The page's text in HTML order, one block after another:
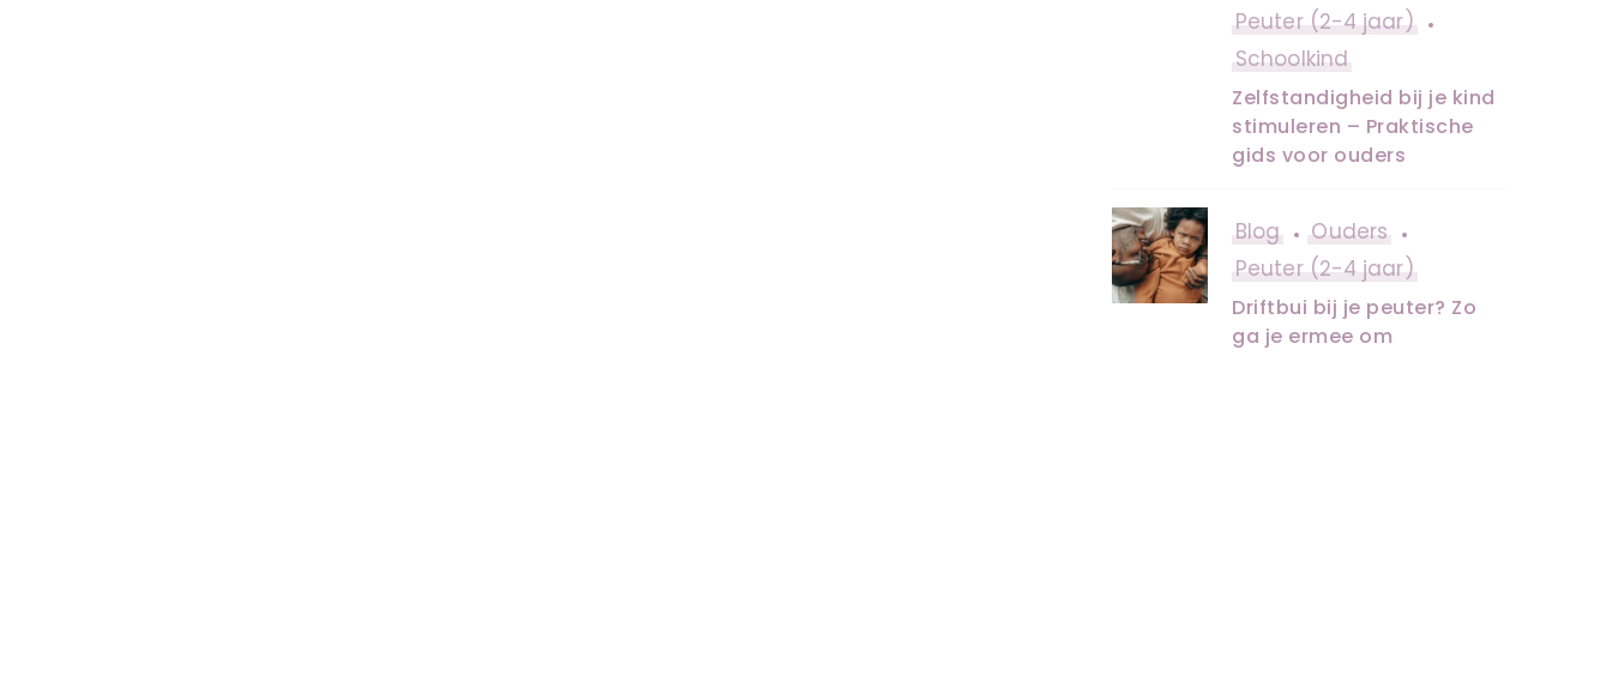
Peuter (2-4 jaar)
Schoolkind
Zelfstandigheid bij je kind
stimuleren – Praktische
gids voor ouders
Blog
Ouders
Peuter (2-4 jaar)
Driftbui bij je peuter? Zo
ga je ermee om